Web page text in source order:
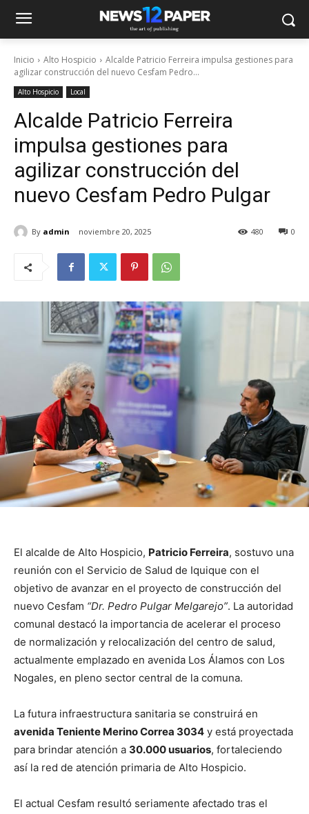
Inicio Alto Hospicio
Alcalde Patricio Ferreira impulsa gestiones para
agilizar construcción del nuevo Cesfam Pedro...
Alto Hospicio Local
Alcalde Patricio Ferreira
impulsa gestiones para
agilizar construcción del
nuevo Cesfam Pedro Pulgar
By admin noviembre 20, 2025 0
480
El alcalde de Alto Hospicio, Patricio Ferreira, sostuvo una
reunión con el Servicio de Salud de Iquique con el
objetivo de avanzar en el proyecto de construcción del
nuevo Cesfam “Dr. Pedro Pulgar Melgarejo”. La autoridad
comunal destacó la importancia de acelerar el proceso
de normalización y relocalización del centro de salud,
actualmente emplazado en avenida Los Álamos con Los
Nogales, en pleno sector central de la comuna.
La futura infraestructura sanitaria se construirá en
avenida Teniente Merino Correa 3034 y está proyectada
para brindar atención a 30.000 usuarios, fortaleciendo
así la red de atención primaria de Alto Hospicio.
El actual Cesfam resultó seriamente afectado tras el